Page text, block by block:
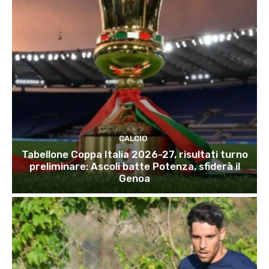
CALCIO
Tabellone Coppa Italia 2026-27, risultati turno
preliminare: Ascoli batte Potenza, sfiderà il
Genoa